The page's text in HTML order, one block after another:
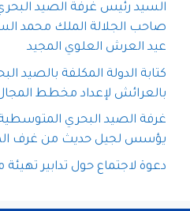
السيد رئيس غرفة الصيد
صاحب الجلالة الملك محمد
عيد العرش العلوي المجيد
كتابة الدولة المكلفة بالصيد
بالعرائش لإعداد مخطط
غرفة الصيد البحري المتوسطية
يؤسس لجيل حديث من غرف
دعوة لاجتماع حول تدابير تهيئة